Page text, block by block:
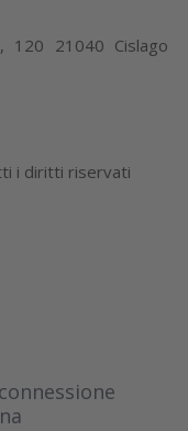
120 21040 Cislago
i diritti riservati